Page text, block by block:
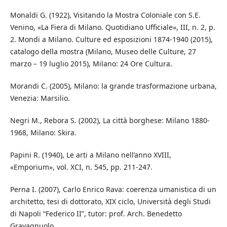
Monaldi G. (1922), Visitando la Mostra Coloniale con S.E.
Venino, «La Fiera di Milano. Quotidiano Ufficiale», III, n. 2, p.
2. Mondi a Milano. Culture ed esposizioni 1874-1940 (2015),
catalogo della mostra (Milano, Museo delle Culture, 27
marzo – 19 luglio 2015), Milano: 24 Ore Cultura.
Morandi C. (2005), Milano: la grande trasformazione urbana,
Venezia: Marsilio.
Negri M., Rebora S. (2002), La città borghese: Milano 1880-
1968, Milano: Skira.
Papini R. (1940), Le arti a Milano nell’anno XVIII,
«Emporium», vol. XCI, n. 545, pp. 211-247.
Perna I. (2007), Carlo Enrico Rava: coerenza umanistica di un
architetto, tesi di dottorato, XIX ciclo, Università degli Studi
di Napoli “Federico II”, tutor: prof. Arch. Benedetto